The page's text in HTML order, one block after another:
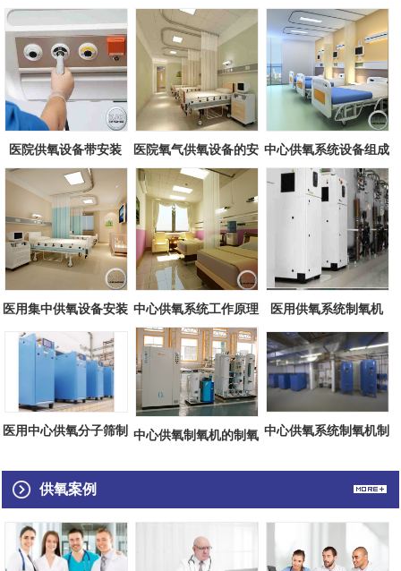
好评与青...[查看详情]
医院供氧设备带安装
医院氧气供氧设备的安
全性
中心供氧系统设备组成
医用集中供氧设备安装
方案
中心供氧系统工作原理 医用供氧系统制氧机
医用中心供氧分子筛制 中心供氧制氧机的制氧 中心供氧系统制氧机制
供氧案例